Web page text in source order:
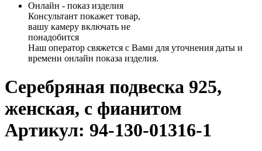
Онлайн - показ изделия
Консультант покажет товар,
вашу камеру включать не
понадобится
Наш оператор свяжется с Вами для уточнения даты и
времени онлайн показа изделия.
Серебряная подвеска 925,
женская, с фианитом
Артикул: 94-130-01316-1